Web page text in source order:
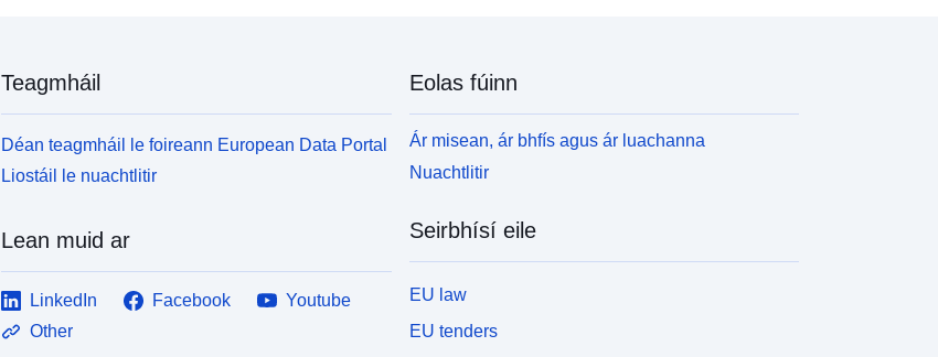
Teagmháil
Déan teagmháil le foireann European Data Portal
Liostáil le nuachtlitir
Lean muid ar
LinkedIn Facebook
Youtube
Other
Eolas fúinn
Ár misean, ár bhfís agus ár luachanna
Nuachtlitir
Seirbhísí eile
EU law
EU tenders